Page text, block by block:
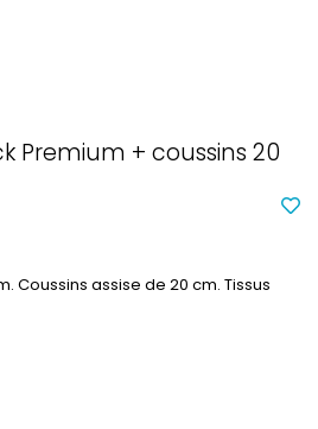
Premium + coussins 20
Coussins assise de 20 cm. Tissus